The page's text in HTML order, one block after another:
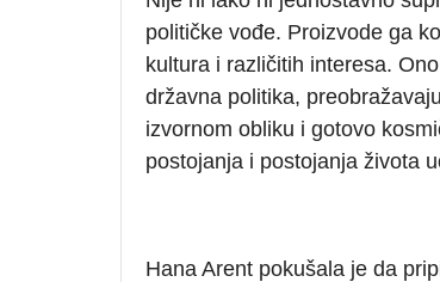
političke vođe. Proizvode ga
kultura i različitih interesa.
državna politika,
izvornom obliku i gotovo
postojanja i postojanja života
Hana Arent pokušala je da